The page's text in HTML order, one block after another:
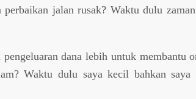
perbaikan jalan rusak? Waktu dulu
pengeluaran dana lebih untuk membantu
Waktu dulu saya kecil bahkan